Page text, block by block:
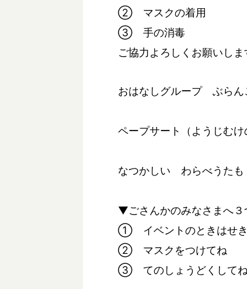
② マスクの着用
③ 手の消毒
ご協力よろしくお願いしま
おはなしグループ ぶら
ペープサート（ようじむけ
なつかしい わらべうたも
▼ごさんかのみなさまへ３
① イベントのときはせき
② マスクをつけてね
③ てのしょうどくして